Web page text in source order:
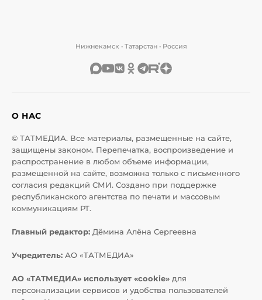
Нижнекамск • Татарстан • Россия
О НАС
© ТАТМЕДИА. Все материалы, размещенные на сайте,
защищены законом. Перепечатка, воспроизведение и
распространение в любом объеме информации,
размещенной на сайте, возможна только с письменного
согласия редакций СМИ. Создано при поддержке
республиканского агентства по печати и массовым
коммуникациям РТ.
Главный редактор: Дёмина Алёна Сергеевна
Учредитель: АО «ТАТМЕДИА»
АО «ТАТМЕДИА» использует «cookie» для
персонализации сервисов и удобства пользователей